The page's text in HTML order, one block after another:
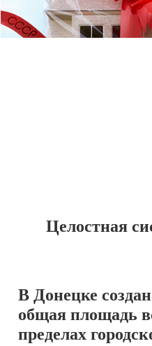
Целостная
В Донецке
общая площадь
пределах